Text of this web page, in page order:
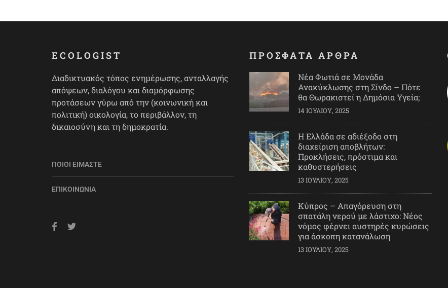
ECOLOGIST
Διαδικτυακός τόπος ενημέρωσης, ανταλλαγής
απόψεων, διαλόγου και διαμόρφωσης
προτάσεων γύρω από την (κοινωνική και
πολιτική) οικολογία, το περιβάλλον, τη
δικαιοσύνη και τη δημοκρατία.
ΠΟΙΟΙ ΕΊΜΑΣΤΕ
ΕΠΙΚΟΙΝΩΝΊΑ
ΠΡΟΣΦΑΤΑ ΑΡΘΡΑ
Νέα Φωτιά σε Μονάδα
Ανακύκλωσης στη Σίνδο – Πότε
θα Θωρακιστεί η Δημόσια Υγεία;
14 ΙΟΥΛΊΟΥ, 2025
Η Ελλάδα σε αδιέξοδο στη
διαχείριση αποβλήτων:
Προκλήσεις, πρόστιμα και
καθυστερήσεις
13 ΙΟΥΛΊΟΥ, 2025
Κύπρος – Απαγόρευση στη
σπατάλη νερού με λάστιχο: Νέος
νόμος φέρνει αυστηρές κυρώσεις
για άσκοπη κατανάλωση
13 ΙΟΥΛΊΟΥ, 2025